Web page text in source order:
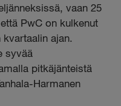
vaan 25
PwC on kulkenut
ajan.
syvää
pitkäjänteistä
Harmanen